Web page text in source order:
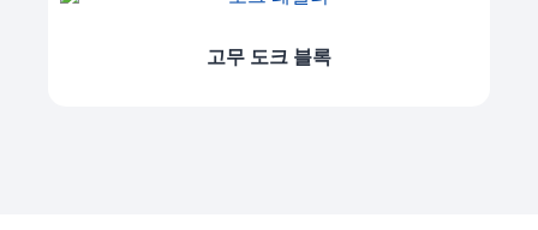
고무 도크 블록